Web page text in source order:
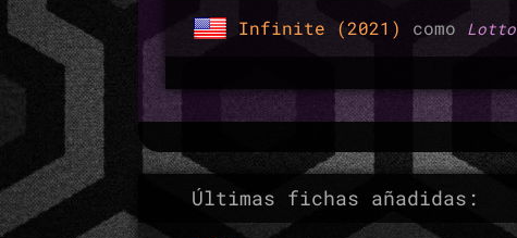
Infinite (2021) como Lotto
Últimas fichas añadidas: